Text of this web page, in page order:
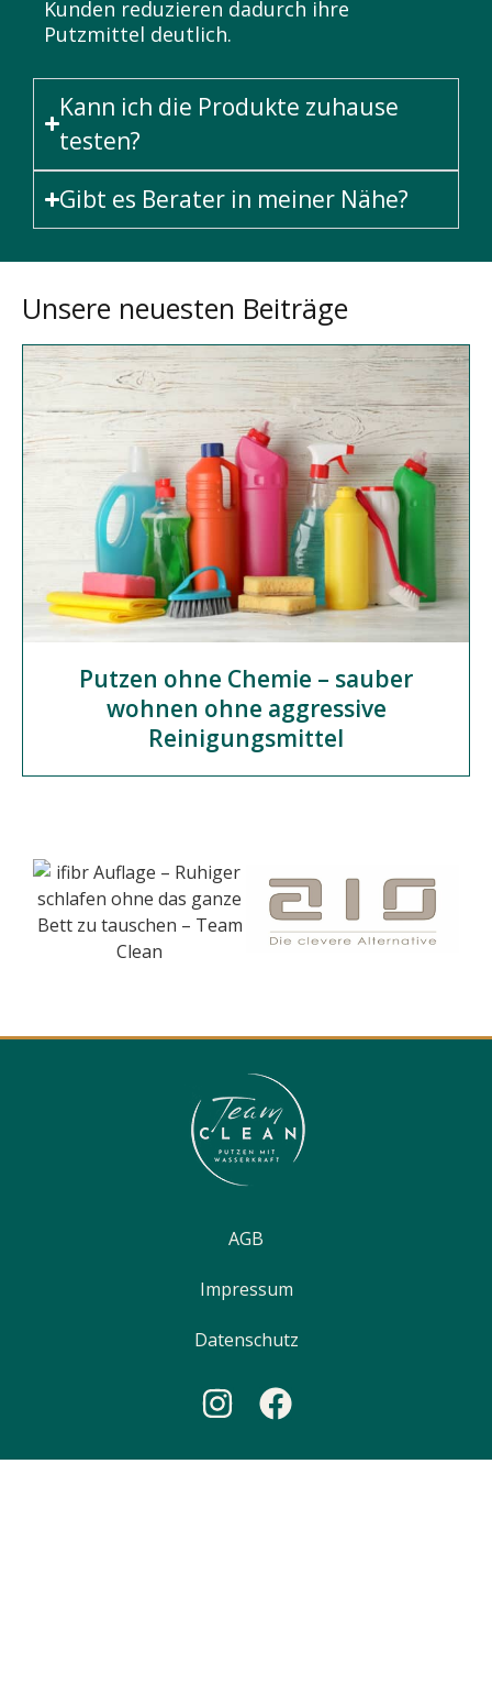
Kunden reduzieren dadurch ihre
Putzmittel deutlich.
Kann ich die Produkte zuhause
testen?
Gibt es Berater in meiner Nähe?
Unsere neuesten Beiträge
Putzen ohne Chemie – sauber
wohnen ohne aggressive
Reinigungsmittel
AGB
Impressum
Datenschutz